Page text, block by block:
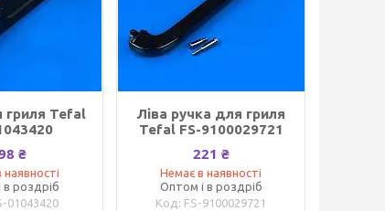
гриля Tefal
₴
в роздріб
01043420
Ліва ручка для гриля
Tefal FS-9100029721
221 ₴
Немає в наявності
Оптом і в роздріб
FS-9100029721